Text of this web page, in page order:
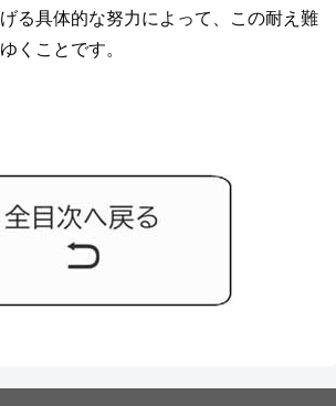
る具体的な努力によって、この耐え難
くことです。